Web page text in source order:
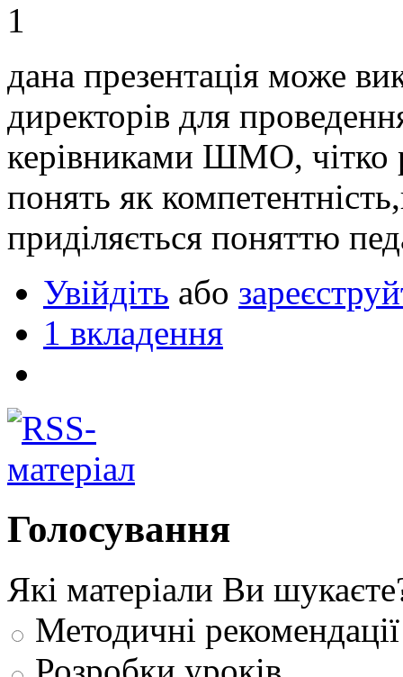
1
дана презентація може
директорів для
керівниками ШМО, чітко
понять як
приділяється поняттю
Увійдіть або
1 вкладення
Голосування
Які матеріали Ви
Методичні рекомендації